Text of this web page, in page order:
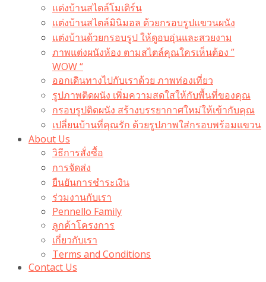
แต่งบ้านสไตล์โมเดิร์น
แต่งบ้านสไตล์มินิมอล ด้วยกรอบรูปแขวนผนัง
แต่งบ้านด้วยกรอบรูป ให้ดูอบอุ่นและสวยงาม
ภาพแต่งผนังห้อง ตามสไตล์คุณใครเห็นต้อง ”
WOW “
ออกเดินทางไปกับเราด้วย ภาพท่องเที่ยว
รูปภาพติดผนัง เพิ่มความสดใสให้กับพื้นที่ของคุณ
กรอบรูปติดผนัง สร้างบรรยากาศใหม่ให้เข้ากับคุณ
เปลี่ยนบ้านที่คุณรัก ด้วยรูปภาพใส่กรอบพร้อมแขวน​
About Us
วิธีการสั่งซื้อ
การจัดส่ง
ยืนยันการชำระเงิน
ร่วมงานกับเรา
Pennello Family
ลูกค้าโครงการ
เกี่ยวกับเรา
Terms and Conditions
Contact Us